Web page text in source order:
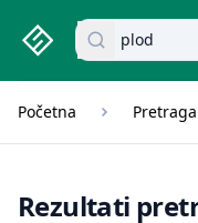
studenti.rs home page
Pretraži
Početna Pretraga
Rezultati